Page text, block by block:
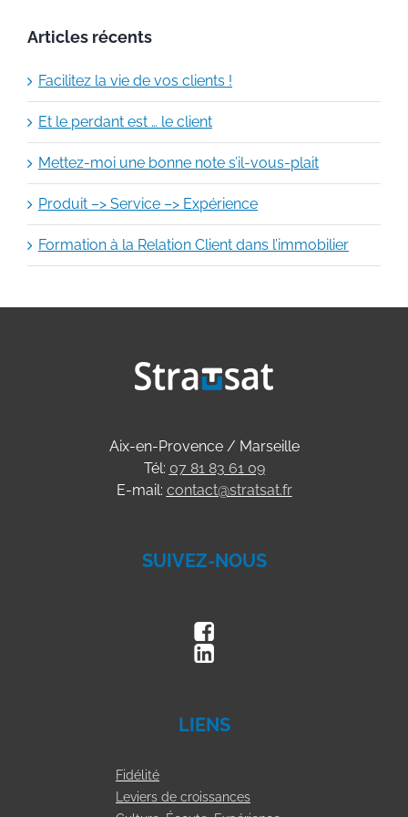
Articles récents
Facilitez la vie de vos clients !
Et le perdant est … le client
Mettez-moi une bonne note s’il-vous-plait
Produit –> Service –> Expérience
Formation à la Relation Client dans l’immobilier
Aix-en-Provence / Marseille
Tél: 07 81 83 61 09
E-mail: contact@stratsat.fr
SUIVEZ-NOUS
LIENS
Fidélité
Leviers de croissances